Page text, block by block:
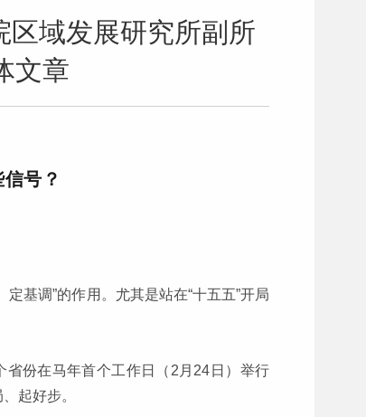
区域发展研究所副所
文章
号？
基调”的作用。尤其是站在“十五五”开局
份在马年首个工作日（2月24日）举行
起好步。